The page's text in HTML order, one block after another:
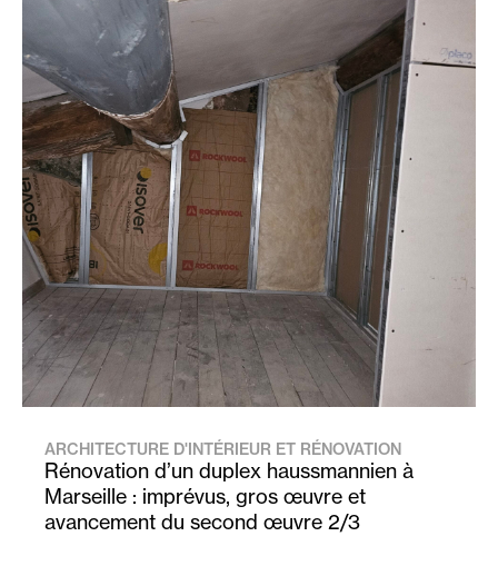
ARCHITECTURE D'INTÉRIEUR ET RÉNOVATION
Rénovation d’un duplex haussmannien à
Marseille : imprévus, gros œuvre et
avancement du second œuvre 2/3